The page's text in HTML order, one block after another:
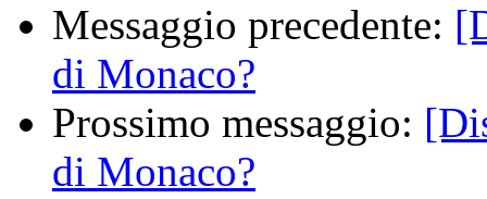
Messaggio precedente:
di Monaco?
Prossimo messaggio:
di Monaco?